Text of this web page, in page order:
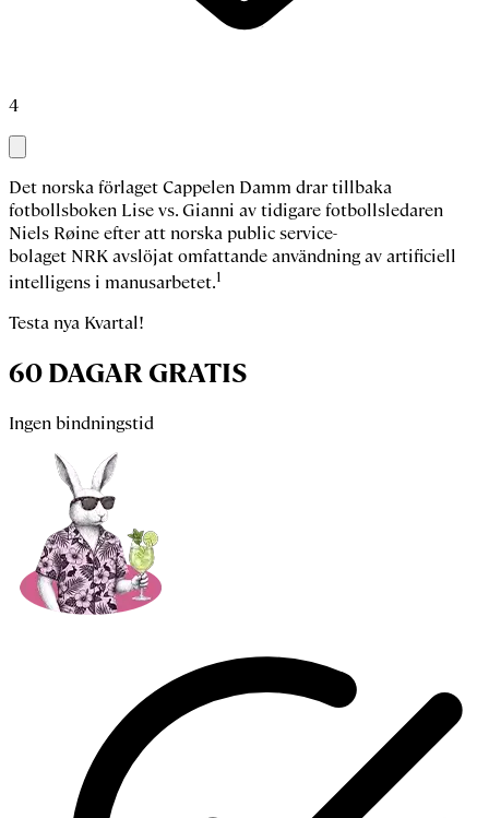
4
Det norska förlaget Cappelen Damm drar tillbaka
fotbollsboken Lise vs. Gianni av tidigare fotbollsledaren
Niels Røineefter att norska public service-
bolaget NRK avslöjat omfattande användning av artificiell
intelligens i manusarbetet.1
Testa nya Kvartal!
60 DAGAR GRATIS
Ingen bindningstid